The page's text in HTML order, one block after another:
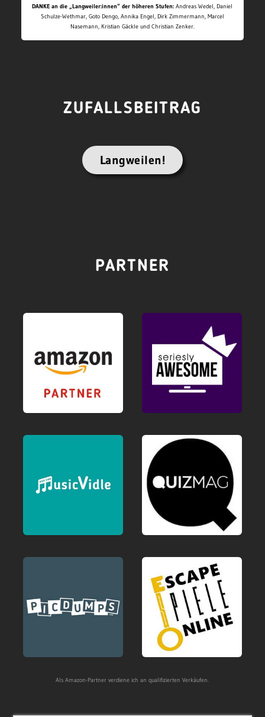
DANKE an die „Langweiler:innen“ der höheren Stufen: Andreas Wedel, Daniel
Schulze-Wethmar, Goto Dengo, Annika Engel, Dirk Zimmermann, Marcel
Nasemann, Kristian Gäckle und Christian Zenker.
ZUFALLSBEITRAG
Langweilen!
PARTNER
Als Amazon-Partner verdiene ich an qualifizierten Verkäufen.